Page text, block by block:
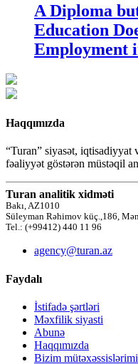
A Diploma
Education
Employment
Haqqımızda
“Turan” siyasət, iqtisadiyyat
fəaliyyət göstərən müstəqil
Turan analitik xidməti
Bakı, AZ1010
Süleyman Rəhimov küç.,186,
Tel.: (+99412) 440 11 96
agency@turan.az
Faydalı
İstifadə şərtləri
Məxfilik siyasti
Abunə
Haqqımızda
Bizim